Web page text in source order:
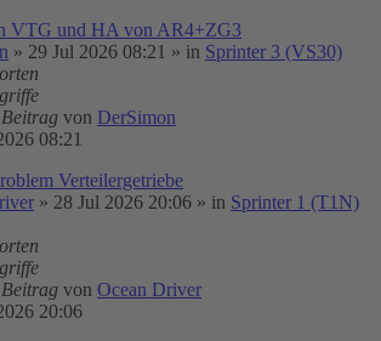
VTG und HA von AR4+ZG3
» 29 Jul 2026 08:21 » in Sprinter 3 (VS30)
von DerSimon
08:21
Verteilergetriebe
» 28 Jul 2026 20:06 » in Sprinter 1 (T1N)
von Ocean Driver
20:06